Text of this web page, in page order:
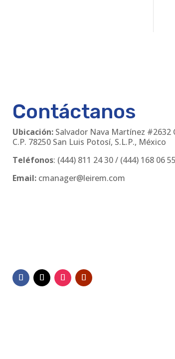
Contáctanos
Ubicación:Salvador Nava Martínez #2632
C.P. 78250 San Luis Potosí, S.L.P., México
Teléfonos: (444) 811 24 30/ (444) 168 06 55
Email: cmanager@leirem.com